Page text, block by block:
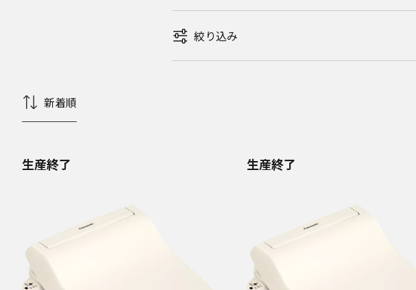
絞り込み
新着順
生産終了 生産終了